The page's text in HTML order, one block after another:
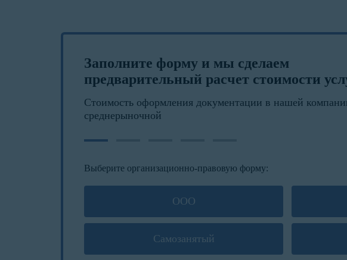
Заполните форму и мы сделаем
предварительный расчет стоимости
Стоимость оформления документации в нашей
среднерыночной
Выберите организационно-правовую форму:
ООО
Самозанятый